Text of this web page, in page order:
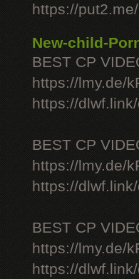
https://
New-child-
BEST CP
https://lmy.de/
https://
BEST CP
https://lmy.de/
https://
BEST CP
https://lmy.de/
https://